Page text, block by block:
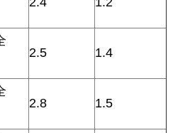
2.5 1.4
2.8 1.5